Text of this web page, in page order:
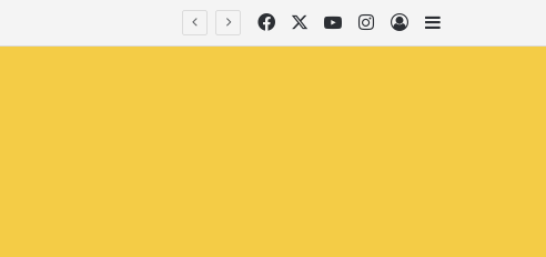
FacebookYouTubeInstagramlniciar sesión
Barra lateral